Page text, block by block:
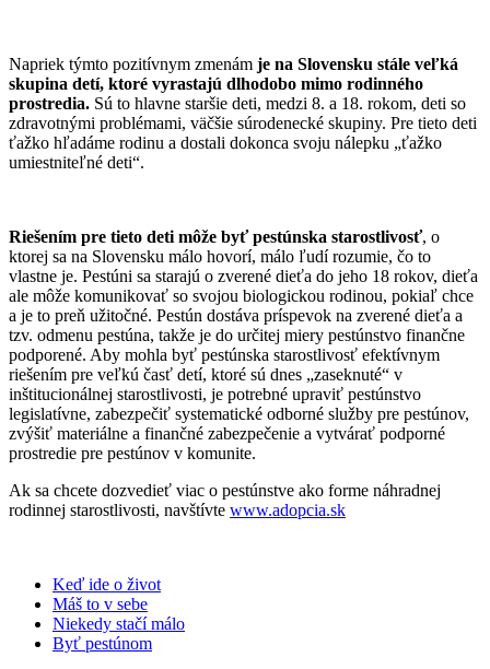
Napriek týmto pozitívnym zmenám je na Slovensku stále veľká
skupina detí, ktoré vyrastajú dlhodobo mimo rodinného
prostredia. Sú to hlavne staršie deti, medzi 8. a 18. rokom, deti so
zdravotnými problémami, väčšie súrodenecké skupiny. Pre tieto deti
ťažko hľadáme rodinu a dostali dokonca svoju nálepku „ťažko
umiestniteľné deti“.
Riešením pre tieto deti môže byť pestúnska starostlivosť, o
ktorej sa na Slovensku málo hovorí, málo ľudí rozumie, čo to
vlastne je. Pestúni sa starajú o zverené dieťa do jeho 18 rokov, dieťa
ale môže komunikovať so svojou biologickou rodinou, pokiaľ chce
a je to preň užitočné. Pestún dostáva príspevok na zverené dieťa a
tzv. odmenu pestúna, takže je do určitej miery pestúnstvo finančne
podporené. Aby mohla byť pestúnska starostlivosť efektívnym
riešením pre veľkú časť detí, ktoré sú dnes „zaseknuté“ v
inštitucionálnej starostlivosti, je potrebné upraviť pestúnstvo
legislatívne, zabezpečiť systematické odborné služby pre pestúnov,
zvýšiť materiálne a finančné zabezpečenie a vytvárať podporné
prostredie pre pestúnov v komunite.
Ak sa chcete dozvedieť viac o pestúnstve ako forme náhradnej
rodinnej starostlivosti, navštívte www.adopcia.sk
Keď ide o život
Máš to v sebe
Niekedy stačí málo
Byť pestúnom